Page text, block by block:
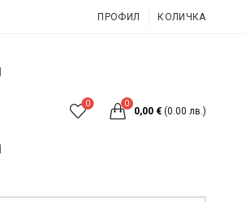
ПРОФИЛ КОЛИЧКА
0 0
0,00 € (0.00 лв.)